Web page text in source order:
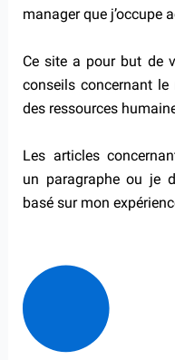
manager que j’occupe
Ce site a pour but de
conseils concernant
des ressources
Les articles
un paragraphe ou je
basé sur mon